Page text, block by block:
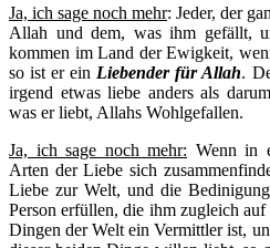
Ja, ich sage noch mehr: Jeder, der
Allah und dem, was ihm gefällt,
kommen im Land der Ewigkeit,
so ist er ein Liebender für Allah.
irgend etwas liebe anders als
was er liebt, Allahs Wohlgefallen.
Ja, ich sage noch mehr: Wenn in
Arten der Liebe sich
Liebe zur Welt, und die
Person erfüllen, die ihm zugleich
Dingen der Welt ein Vermittler ist,